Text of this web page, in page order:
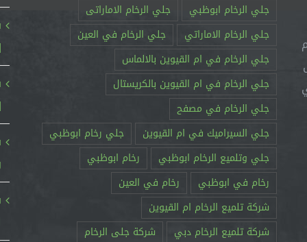
جلي الرخام ابوظبي
جلي الرخام الاماراتى
جلي الرخام الاماراتي
جلي الرخام في العين
جلي الرخام في ام القيوين بالالماس
جلي الرخام في ام القيوين بالكريستال
جلي الرخام في مصفح
جلي السيراميك في ام القيوين
جلي رخام ابوظبي
جلي وتلميع الرخام ابوظبي
رخام ابوظبي
رخام في ابوظبي
رخام في العين
شركة تلميع الرخام ام القيوين
شركة تلميع الرخام دبي
شركة جلى الرخام
|0523342701|تلميع
|0523342701